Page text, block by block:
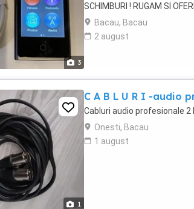
3
SCHIMBURI ! RUGAM SI
Bacau, Bacau
2 august
1
C A B L U R I -audio
Cabluri audio profesionale 2
Onesti, Bacau
1 august